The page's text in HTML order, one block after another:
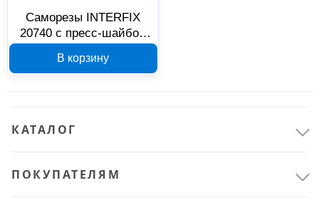
Саморезы INTERFIX
20740 с пресс-шайбой
В корзину
КАТАЛОГ
ПОКУПАТЕЛЯМ